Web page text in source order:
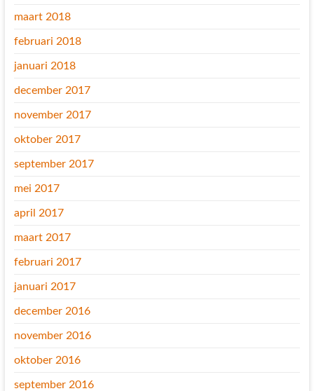
maart 2018
februari 2018
januari 2018
december 2017
november 2017
oktober 2017
september 2017
mei 2017
april 2017
maart 2017
februari 2017
januari 2017
december 2016
november 2016
oktober 2016
september 2016